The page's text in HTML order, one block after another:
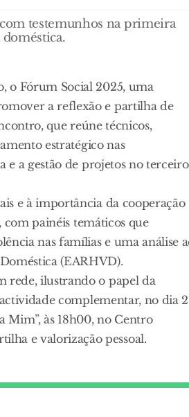
testemunhos na primeira
o Fórum Social 2025, uma
a reflexão e partilha de
que reúne técnicos,
estratégico nas
e a gestão de projetos no terceiro
e à importância da cooperação
com painéis temáticos que
nas famílias e uma análise
(EARHVD).
rede, ilustrando o papel da
complementar, no dia
Mim”, às 18h00, no Centro
e valorização pessoal.